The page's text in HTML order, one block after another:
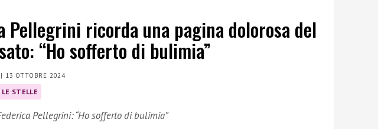
Pellegrini ricorda una pagina dolorosa del
“Ho sofferto di bulimia”
| 13 OTTOBRE 2024
LE STELLE
Pellegrini: “Ho sofferto di bulimia”